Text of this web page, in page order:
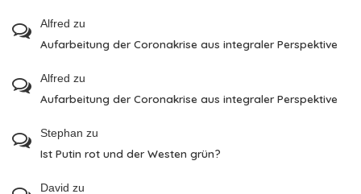
Alfred zu
Aufarbeitung der Coronakrise aus integraler Perspektive
Alfred zu
Aufarbeitung der Coronakrise aus integraler Perspektive
Stephan zu
Ist Putin rot und der Westen grün?
David zu